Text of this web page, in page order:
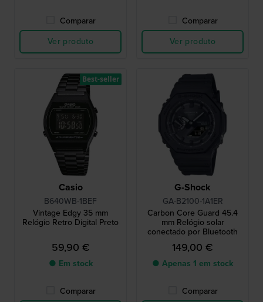
Comparar
Ver produto
Comparar
Ver produto
Casio
B640WB-1BEF
Vintage Edgy 35 mm
Relógio Retro Digital Preto
59,90 €
● Em stock
Comparar
Best-seller
G-Shock
GA-B2100-1A1ER
Carbon Core Guard 45.4
mm Relógio solar
conectado por Bluetooth
149,00 €
● Apenas 1 em stock
Comparar